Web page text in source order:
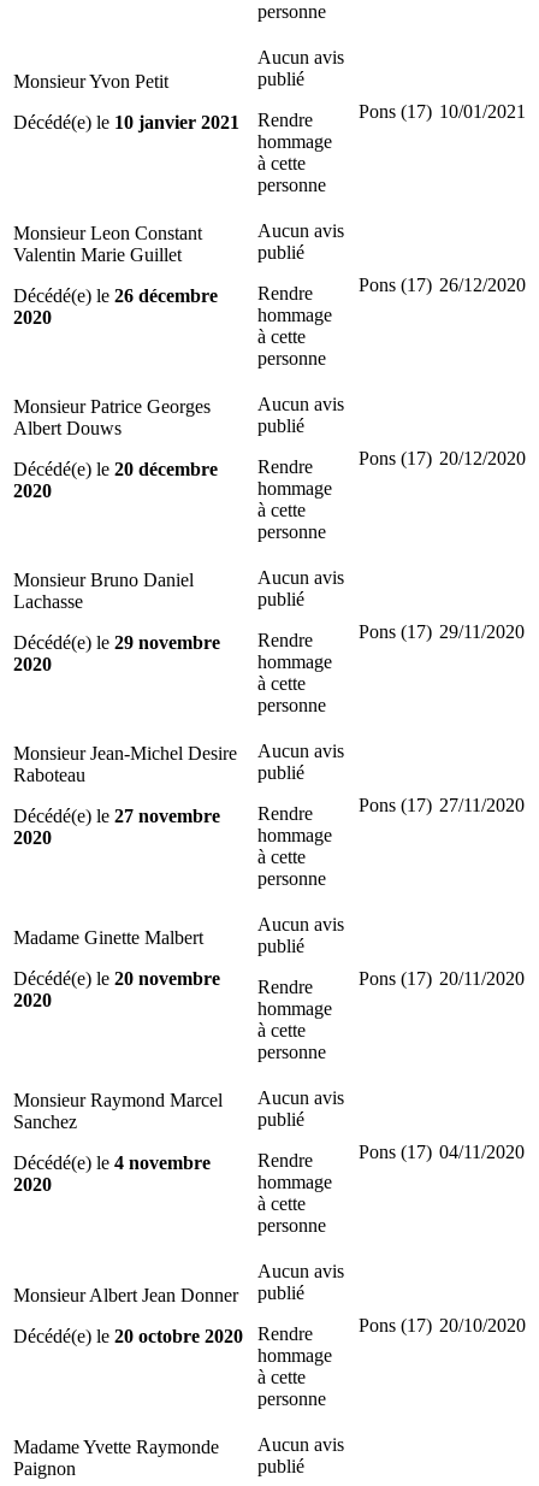
personne
Monsieur Yvon Petit
Décédé(e) le 10 janvier 2021
Aucun avis
publié
Rendre
hommage
à cette
personne
Pons (17) 10/01/2021
Monsieur Leon Constant
Valentin Marie Guillet
Décédé(e) le 26 décembre
2020
Aucun avis
publié
Rendre
hommage
à cette
personne
Pons (17) 26/12/2020
Monsieur Patrice Georges
Albert Douws
Décédé(e) le 20 décembre
2020
Aucun avis
publié
Rendre
hommage
à cette
personne
Pons (17) 20/12/2020
Monsieur Bruno Daniel
Lachasse
Décédé(e) le 29 novembre
2020
Aucun avis
publié
Rendre
hommage
à cette
personne
Pons (17) 29/11/2020
Monsieur Jean-Michel Desire
Raboteau
Décédé(e) le 27 novembre
2020
Aucun avis
publié
Rendre
hommage
à cette
personne
Pons (17) 27/11/2020
Madame Ginette Malbert
Décédé(e) le 20 novembre
2020
Aucun avis
publié
Rendre
hommage
à cette
personne
Pons (17) 20/11/2020
Monsieur Raymond Marcel
Sanchez
Décédé(e) le 4 novembre
2020
Aucun avis
publié
Rendre
hommage
à cette
personne
Pons (17) 04/11/2020
Monsieur Albert Jean Donner
Décédé(e) le 20 octobre 2020
Aucun avis
publié
Rendre
hommage
à cette
personne
Pons (17) 20/10/2020
Madame Yvette Raymonde
Paignon
Aucun avis
publié